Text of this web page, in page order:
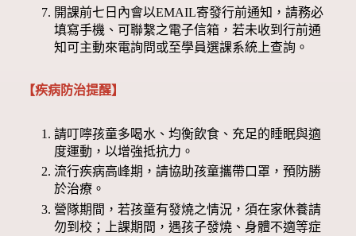
開課前七日內會以EMAIL寄發行前通知，請務必
填寫手機、可聯繫之電子信箱，若未收到行前通
知可主動來電詢問或至學員選課系統上查詢。
【疾病防治提醒】
請叮嚀孩童多喝水、均衡飲食、充足的睡眠與適
度運動，以增強抵抗力。
流行疾病高峰期，請協助孩童攜帶口罩，預防勝
於治療。
營隊期間，若孩童有發燒之情況，須在家休養請
勿到校；上課期間，遇孩子發燒、身體不適等症